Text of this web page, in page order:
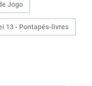
Jogo
13 - Pontapés-livres